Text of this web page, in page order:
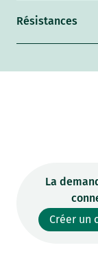
Résistances
La
Créer un